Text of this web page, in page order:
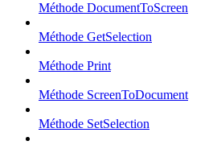
Méthode DocumentToScreen
Méthode GetSelection
Méthode Print
Méthode ScreenToDocument
Méthode SetSelection